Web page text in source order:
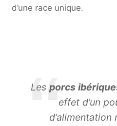
d’une race unique.
Les porcs
effet d’un
d’alimentation